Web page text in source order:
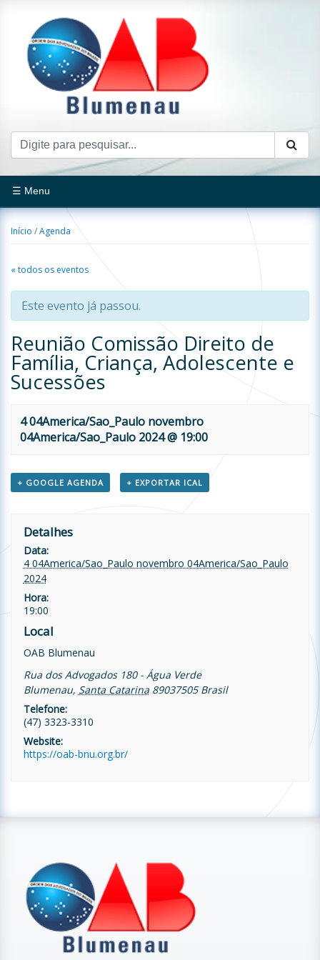
☰ Menu
Início /Agenda
« todos os eventos
Este evento já passou.
Reunião Comissão Direito de
Família, Criança, Adolescente e
Sucessões
4 04America/Sao_Paulo novembro
04America/Sao_Paulo 2024 @ 19:00
+ GOOGLE AGENDA + EXPORTAR ICAL
Detalhes
Data:
4 04America/Sao_Paulo novembro 04America/Sao_Paulo
2024
Hora:
19:00
Local
OAB Blumenau
Rua dos Advogados 180 - Água Verde
Blumenau, Santa Catarina 89037505 Brasil
Telefone:
(47) 3323-3310
Website:
https://oab-bnu.org.br/